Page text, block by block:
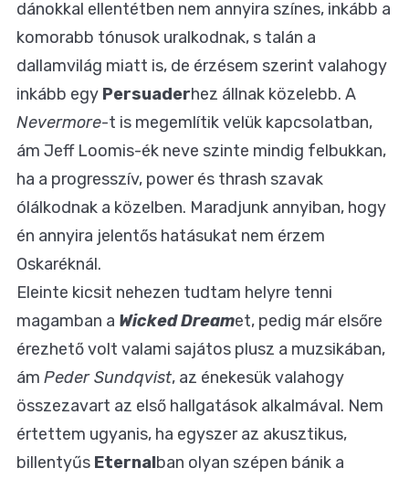
dánokkal ellentétben nem annyira színes, inkább a
komorabb tónusok uralkodnak, s talán a
dallamvilág miatt is, de érzésem szerint valahogy
inkább egy Persuaderhez állnak közelebb. A
Nevermore-t is megemlítik velük kapcsolatban,
ám Jeff Loomis-ék neve szinte mindig felbukkan,
ha a progresszív, power és thrash szavak
ólálkodnak a közelben. Maradjunk annyiban, hogy
én annyira jelentős hatásukat nem érzem
Oskaréknál.
Eleinte kicsit nehezen tudtam helyre tenni
magamban a Wicked Dreamet, pedig már elsőre
érezhető volt valami sajátos plusz a muzsikában,
ám Peder Sundqvist, az énekesük valahogy
összezavart az első hallgatások alkalmával. Nem
értettem ugyanis, ha egyszer az akusztikus,
billentyűs Eternalban olyan szépen bánik a